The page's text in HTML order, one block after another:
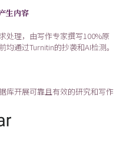
生内容
处理，由写作专家撰写100%原
通过Turnitin的抄袭和AI检测。
库开展可靠且有效的研究和写作